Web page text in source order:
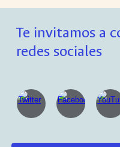
Te invitamos a
redes sociales